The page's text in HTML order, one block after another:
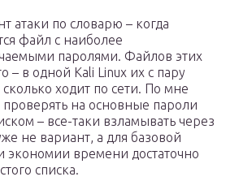
атаки по словарю – когда
файл с наиболее
паролями. Файлов этих
– в одной Kali Linux их с пару
сколько ходит по сети. По мне
проверять на основные пароли
– все-таки взламывать через
не вариант, а для базовой
экономии времени достаточно
списка.